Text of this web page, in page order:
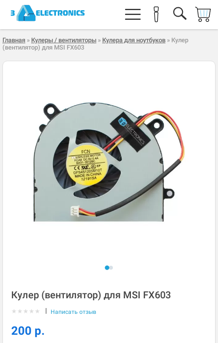
Главная » Кулеры / вентиляторы » Кулера для ноутбуков » Кулер
(вентилятор) для MSI FX603
Кулер (вентилятор) для MSI FX603
★ ★ ★ ★ ★ | Написать отзыв
200 р.